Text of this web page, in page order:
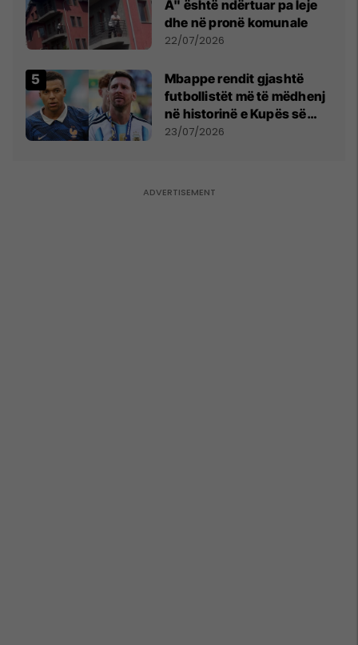
A" është ndërtuar pa leje
dhe në pronë komunale
22/07/2026
Mbappe rendit gjashtë
futbollistët më të mëdhenj
në historinë e Kupës së
Botës, Messi mbetet i dyti
23/07/2026